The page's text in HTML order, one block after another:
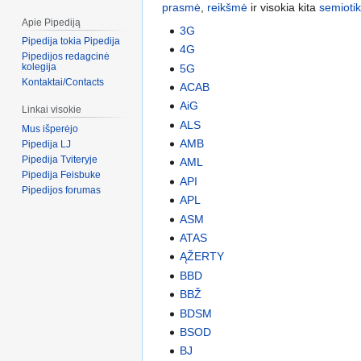
prasmė reikšmė ir visokia kita
3G
4G
5G
ACAB
AiG
ALS
AMB
AML
API
APL
ASM
ATAS
ĄŽERTY
BBD
BBŽ
BDSM
BSOD
BJ
Apie Pipediją
Pipedija tokia Pipedija
Pipedijos redagcinė
kolegija
Kontaktai/Contacts
Linkai visokie
Mus išperėjo
Pipedija LJ
Pipedija Tviteryje
Pipedija Feisbuke
Pipedijos forumas